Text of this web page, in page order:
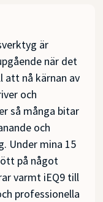
är
när det
att nå kärnan av
och
så många bitar
och
Under mina 15
på något
varmt iEQ9 till
professionella